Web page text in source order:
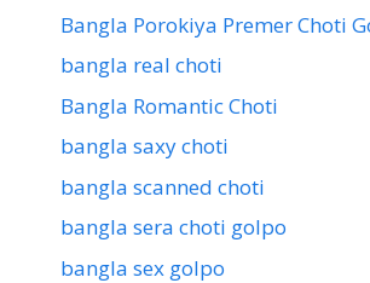
Bangla Porokiya Premer Choti
bangla real choti
Bangla Romantic Choti
bangla saxy choti
bangla scanned choti
bangla sera choti golpo
bangla sex golpo